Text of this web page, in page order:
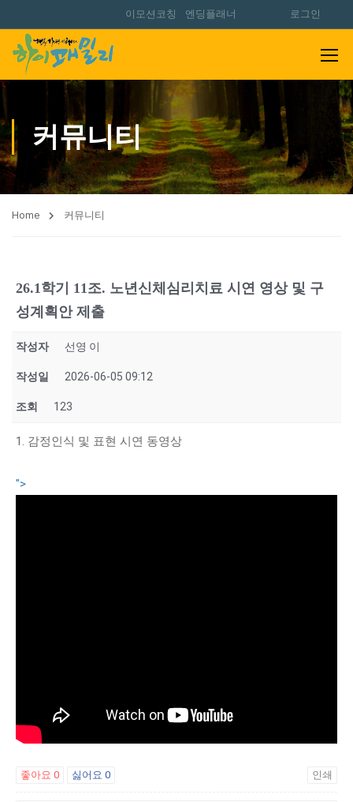
이모션코칭 엔딩플래너 로그인
커뮤니티
Home 커뮤니티
26.1학기 11조. 노년신체심리치료 시연 영상 및 구
성계획안 제출
작성자 선영 이
작성일 2026-06-05 09:12
조회 123
1. 감정인식 및 표현 시연 동영상
">
좋아요 0 싫어요 0 인쇄